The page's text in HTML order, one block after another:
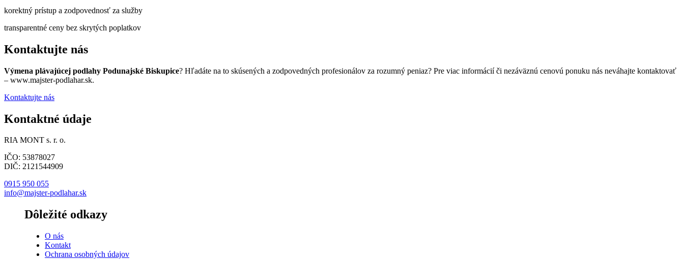
korektný prístup a zodpovednosť za služby
transparentné ceny bez skrytých poplatkov
Kontaktujte nás
Výmena plávajúcej podlahy Podunajské Biskupice? Hľadáte na to skúsených a zodpovedných profesionálov za rozumný peniaz? Pre viac informácií či nezáväznú cenovú ponuku nás neváhajte kontaktovať
– www.majster-podlahar.sk.
Kontaktujte nás
Kontaktné údaje
RIA MONT s. r. o.
IČO: 53878027
DIČ: 2121544909
0915 950 055
info@majster-podlahar.sk
Dôležité odkazy
O nás
Kontakt
Ochrana osobných údajov